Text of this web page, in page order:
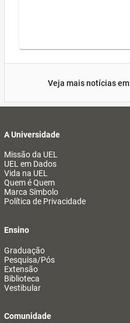
Veja mais notícias em
A Universidade
Missão da UEL
UEL em Dados
Vida na UEL
Quem é Quem
Marca Símbolo
Política de Privacidade
Ensino
Graduação
Pesquisa/Pós
Extensão
Biblioteca
Vestibular
Comunidade